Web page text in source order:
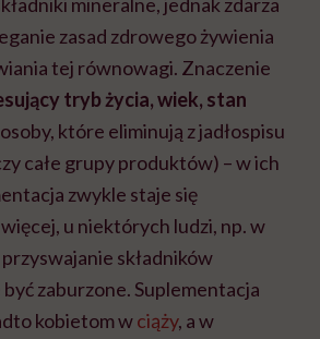
zasad zdrowego żywienia
tej równowagi. Znaczenie
tryb życia, wiek, stan
które eliminują z jadłospisu
całe grupy produktów) – w ich
zwykle staje się
u niektórych ludzi, np. w
składników
zaburzone. Suplementacja
kobietom wciąży, a w